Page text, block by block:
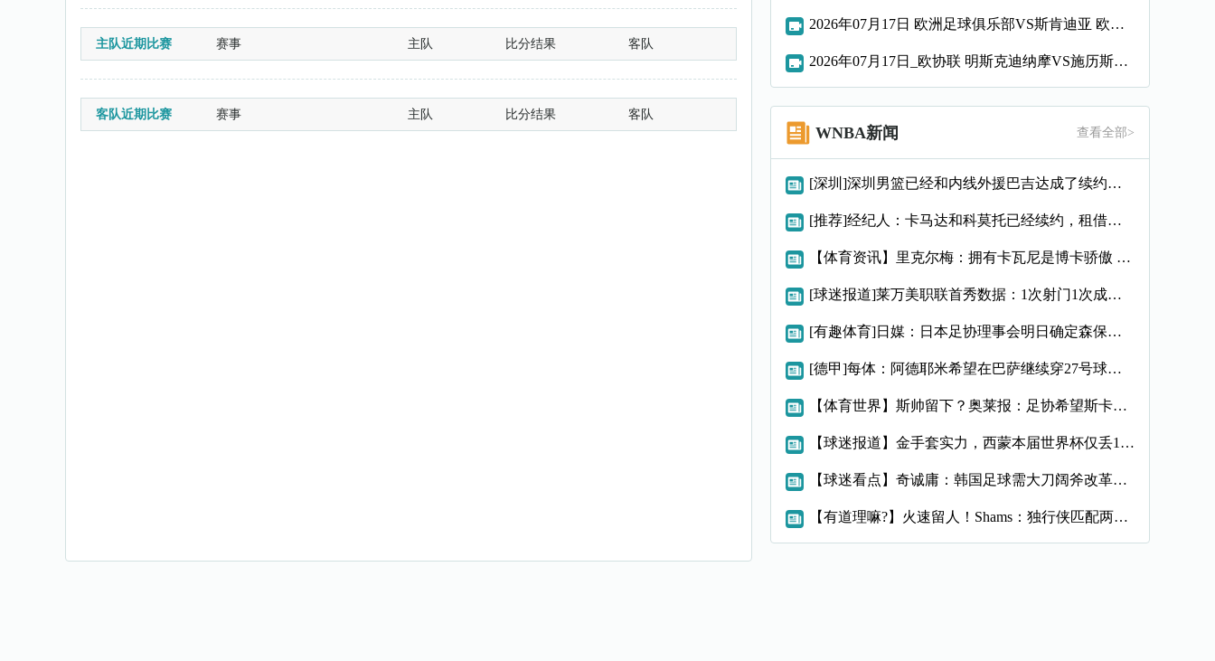
主队近期比赛 赛事 主队 比分结果 客队
客队近期比赛 赛事 主队 比分结果 客队
2026年07月17日 欧洲足球俱乐部VS斯肯迪亚 欧协联_全场录像【视频集锦】
2026年07月17日_欧协联 明斯克迪纳摩VS施历斯录像_全场录像【高清回放】
WNBA新闻 查看全部>
[深圳]深圳男篮已经和内线外援巴吉达成了续约一致
[推荐]经纪人：卡马达和科莫托已经续约，租借？目前的想法是留
【体育资讯】里克尔梅：拥有卡瓦尼是博卡骄傲 斯卡洛尼是史上最
[球迷报道]莱万美职联首秀数据：1次射门1次成功过人预期进球
[有趣体育]日媒：日本足协理事会明日确定森保一续约半年，提案
[德甲]每体：阿德耶米希望在巴萨继续穿27号球衣，但西甲规则
【体育世界】斯帅留下？奥莱报：足协希望斯卡洛尼继续执教，相信
【球迷报道】金手套实力，西蒙本届世界杯仅丢1球，近16场代表
【球迷看点】奇诚庸：韩国足球需大刀阔斧改革，从业者必须清醒过
【有道理嘛?】火速留人！Shams：独行侠匹配两年470万报